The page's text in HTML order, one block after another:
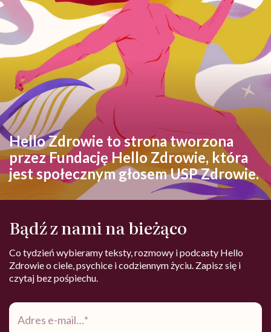
Hello Zdrowie to strona tworzona
przez Fundację Hello Zdrowie, która
jest społecznym głosem USP Zdrowie.
Bądź z nami na bieżąco
Co tydzień wybieramy teksty, rozmowy i podcasty Hello
Zdrowie o ciele, psychice i codziennym życiu. Zapisz się i
czytaj bez pośpiechu.
Adres
mail*